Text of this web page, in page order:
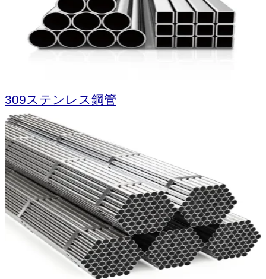
309ステンレス鋼管